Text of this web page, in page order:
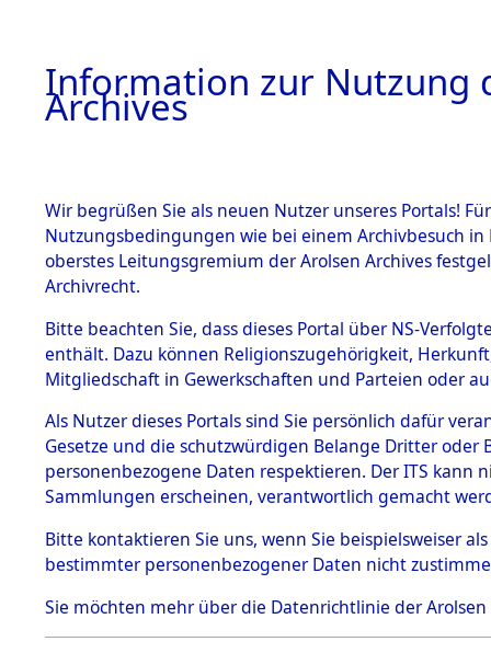
BESTÄNDE
1.
mente
5. Verschiedenes
5.3
Todesmärsche
5.3.1 Alliierte
Erhebungen
zu
Todesmärsch
en
5.3.2
Listen
0050
Information zur Nutzung
Archives
Wir begrüßen Sie als neuen Nutzer unseres Portals!
Nutzungsbedingungen wie bei einem Archivbesuch
oberstes Leitungsgremium der Arolsen Archives
Archivrecht.
Bitte beachten Sie, dass dieses Portal über NS-
enthält. Dazu können Religionszugehörigkeit,
Mitgliedschaft in Gewerkschaften und Parteien oder
Als Nutzer dieses Portals sind Sie persönlich dafür
Gesetze und die schutzwürdigen Belange Dritter
personenbezogene Daten respektieren. Der ITS
Sammlungen erscheinen, verantwortlich gemacht
Bitte kontaktieren Sie uns, wenn Sie beispielsweiser
bestimmter personenbezogener Daten nicht
Sie möchten mehr über die Datenrichtlinie der Arolsen